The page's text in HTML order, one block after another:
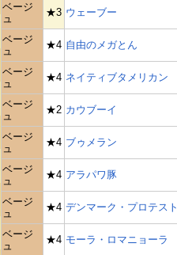
ベージ
ュ
★3 ウェーブー
ベージ
ュ
★4 自由のメガとん
ベージ
ュ
★4 ネイティブタメリカン
ベージ
ュ
★2 カウブーイ
ベージ
ュ
★4 ブゥメラン
ベージ
ュ
★4 アラパワ豚
ベージ
ュ
★4 デンマーク・プロテスト
ベージ
ュ
★4 モーラ・ロマニョーラ